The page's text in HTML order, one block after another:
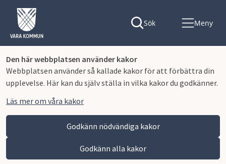
Den här webbplatsen använder kakor
Webbplatsen använder så kallade kakor för att förbättra din
upplevelse. Här kan du själv ställa in vilka kakor du godkänner.
Läs mer om våra kakor
Godkänn nödvändiga kakor
Godkänn alla kakor
Sök Meny
Vara kommun
Kommun och politik